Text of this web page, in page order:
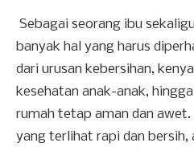
Sebagai seorang ibu
banyak hal yang harus
dari urusan kebersihan,
kesehatan anak-anak,
rumah tetap aman dan
yang terlihat rapi dan bersih,